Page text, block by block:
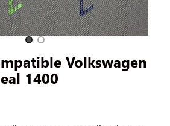
Volkswagen
1400